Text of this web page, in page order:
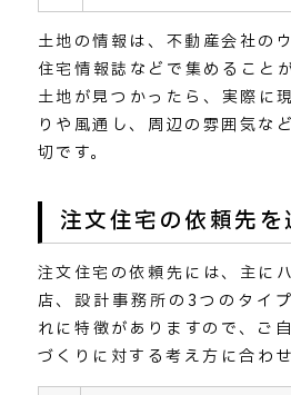
土地の情報は、不動産会社の
住宅情報誌などで集めること
土地が見つかったら、実際に
りや風通し、周辺の雰囲気な
切です。
注文住宅の依頼先を
注文住宅の依頼先には、主に
店、設計事務所の3つのタイ
れに特徴がありますので、ご
づくりに対する考え方に合わ